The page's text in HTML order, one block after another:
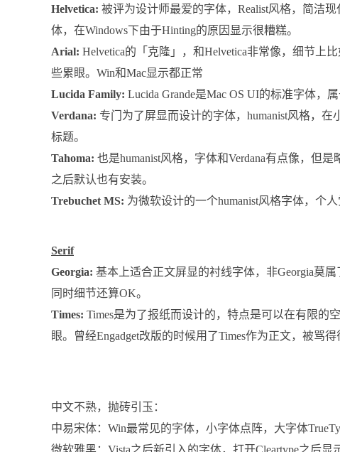
Helvetica: 被评为设计师最爱的字体，Realist风格，简洁
体，在Windows下由于Hinting的原因显示很糟糕。
Arial: Helvetica的「克隆」，和Helvetica非常像，细节上
些累眼。Win和Mac显示都正常
Lucida Family: Lucida Grande是Mac OS UI的标准字体，
Verdana: 专门为了屏显而设计的字体，humanist风格，
标题。
Tahoma: 也是humanist风格，字体和Verdana有点像，但
之后默认也有安装。
Trebuchet MS: 为微软设计的一个humanist风格字体，个
Serif
Georgia: 基本上适合正文屏显的衬线字体，非Georgia莫
同时细节还算OK。
Times: Times是为了报纸而设计的，特点是可以在有限的
眼。曾经Engadget改版的时候用了Times作为正文，被骂得
中文不熟，抛砖引玉：
中易宋体：Win最常见的字体，小字体点阵，大字体
微软雅黑：Vista之后新引入的字体，打开Cleartype之后显